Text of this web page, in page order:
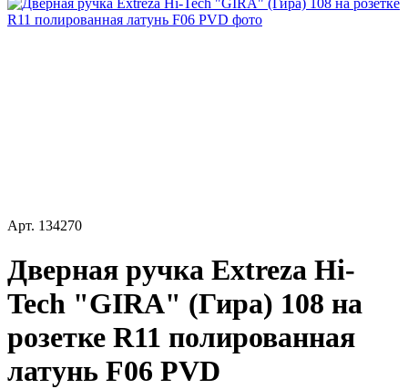
Арт. 134270
Дверная ручка Extreza Hi-
Tech "GIRA" (Гира) 108 на
розетке R11 полированная
латунь F06 PVD